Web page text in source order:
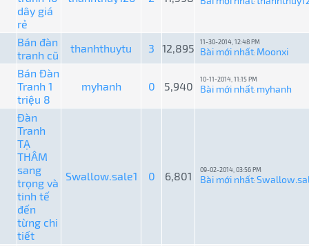
dây giá
rẻ
:
Bán đàn
tranh cũ
thanhthuytu 3 12,895 11-30-2014, 12:48 PM
Bài mới nhất: Moonxi
Bán Đàn
Tranh 1
triệu 8
myhanh 0 5,940
10-11-2014, 11:15 PM
Bài mới nhất: myhanh
Đàn
Tranh
TẠ
THÂM
sang
trọng và
tinh tế
đến
từng chi
tiết
Swallow.sale1 0 6,801 09-02-2014, 03:56 PM
Bài mới nhất: